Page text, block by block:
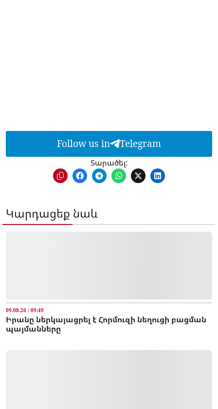
Follow us in Telegram
Տարածել:
Կարդացեք նաև
09.08.26 / 09:49
Իրանը ներկայացրել է Հորմուզի նեղուցի բացման
պայմանները